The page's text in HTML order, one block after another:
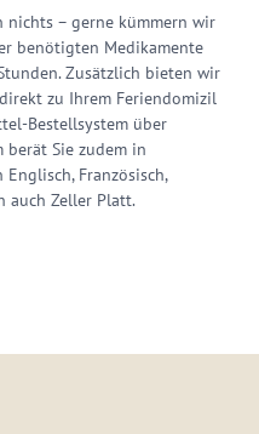
nichts – gerne kümmern wir
benötigten Medikamente
Zusätzlich bieten wir
zu Ihrem Feriendomizil
Bestellsystem über
berät Sie zudem in
Französisch,
auch Zeller Platt.